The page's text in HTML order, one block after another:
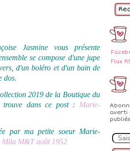
Flux
averti
m
Jasmine vous présente
se compose d'une jupe
d'un boléro et d'un bain de
dos.
2019 de la Boutique du
trouve dans ce post : Marie-
par ma petite soeur Marie-
Mila M&T août 1952